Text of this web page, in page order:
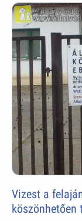
Vizest a
köszönhetően